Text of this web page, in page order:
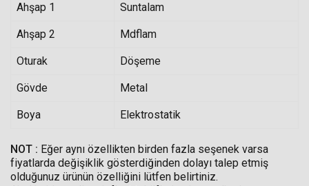
Ahşap 1 Suntalam
Ahşap 2 Mdflam
Oturak Döşeme
Gövde Metal
Boya Elektrostatik
NOT : Eğer aynı özellikten birden fazla seşenek varsa
fiyatlarda değişiklik gösterdiğinden dolayı talep etmiş
olduğunuz ürünün özelliğini lütfen belirtiniz.